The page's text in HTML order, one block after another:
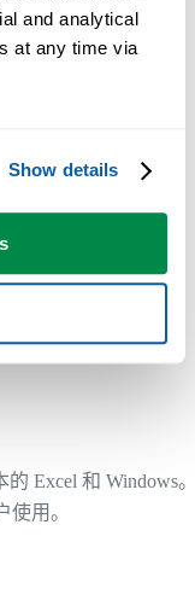
and analytical
at any time via
Show details
，并完成 Excel 本身
Excel 和 Windows
使用。